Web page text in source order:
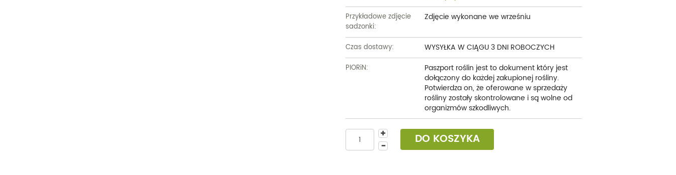
Przykładowe zdjęcie
sadzonki:
Zdjęcie wykonane we wrześniu
Czas dostawy: WYSYŁKA W CIĄGU 3 DNI ROBOCZYCH
PIORiN:
Paszport roślin jest to dokument który jest
dołączony do każdej zakupionej rośliny.
Potwierdza on, że oferowane w sprzedaży
rośliny zostały skontrolowane i są wolne od
organizmów szkodliwych.
DO KOSZYKA